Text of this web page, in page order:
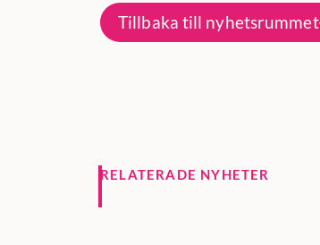
Tillbaka till nyhetsrummet
RELATERADE NYHETER